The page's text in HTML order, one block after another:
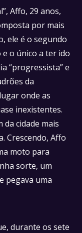
Affo, 29 anos,
por mais
ele é o segundo
o único a ter ido
“progressista” e
da
onde as
inexistentes.
da cidade mais
Crescendo, Affo
moto para
sorte, um
pegava uma
durante os sete